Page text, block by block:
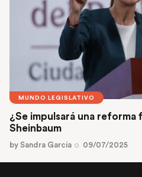
MUNDO LEGISLATIVO
¿Se impulsará una reforma
Sheinbaum
by Sandra García 09/07/2025